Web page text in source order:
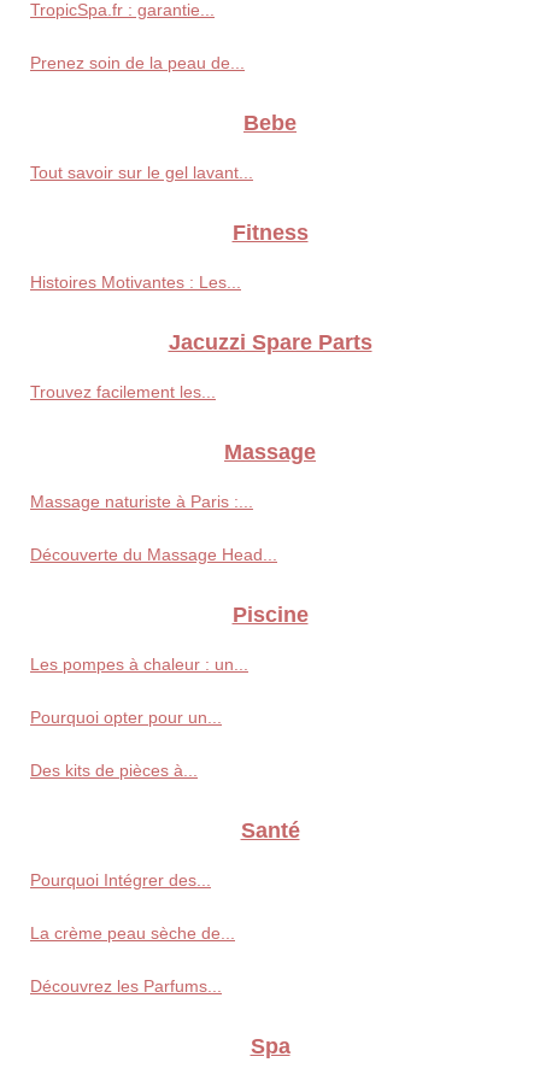
TropicSpa.fr : garantie...
Prenez soin de la peau de...
Bebe
Tout savoir sur le gel lavant...
Fitness
Histoires Motivantes : Les...
Jacuzzi Spare Parts
Trouvez facilement les...
Massage
Massage naturiste à Paris :...
Découverte du Massage Head...
Piscine
Les pompes à chaleur : un...
Pourquoi opter pour un...
Des kits de pièces à...
Santé
Pourquoi Intégrer des...
La crème peau sèche de...
Découvrez les Parfums...
Spa